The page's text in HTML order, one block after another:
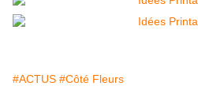
#ACTUS #Côté Fleurs